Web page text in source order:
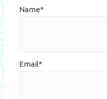
Name*
Email*